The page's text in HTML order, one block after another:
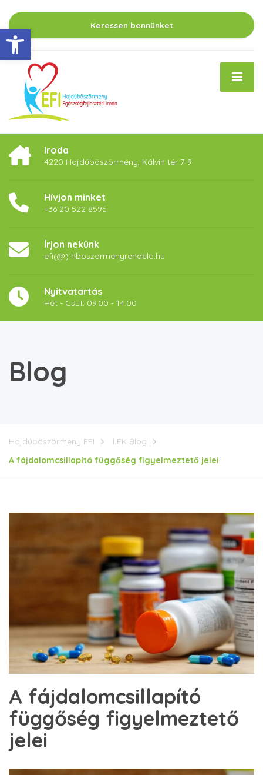
Eszköztár megnyitása
Keressen bennünket
Iroda
4220 Hajdúböszörmény, Kálvin tér 7-9
Hívjon minket
+36 20 522 8595
Írjon nekünk
efi(@) hboszormenyrendelo.hu
Nyitvatartás
Hét - Csüt: 09.00 - 14.00
Blog
Hajdúböszörmény EFI
LEK Blog
A fájdalomcsillapító függőség figyelmeztető jelei
A fájdalomcsillapító
függőség figyelmeztető
jelei